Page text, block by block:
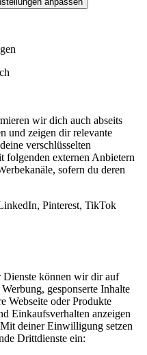
wir dich auch abseits
und zeigen dir relevante
verschlüsselten
folgenden externen Anbietern
sofern du deren
Pinterest, TikTok
Dienste können wir dir auf
gesponserte Inhalte
Webseite oder Produkte
Einkaufsverhalten anzeigen
deiner Einwilligung setzen
Drittdienste ein: